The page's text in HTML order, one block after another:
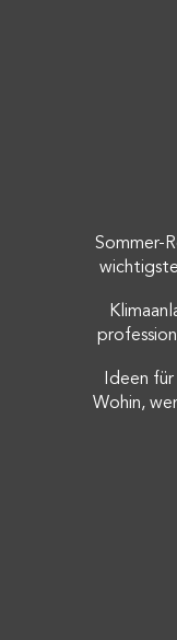
Sommer-
Ideen
Wohin,